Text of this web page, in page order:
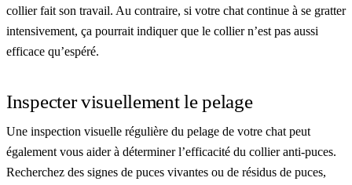
collier fait son travail. Au contraire, si votre chat continue à se gratter
intensivement, ça pourrait indiquer que le collier n’est pas aussi
efficace qu’espéré.
Inspecter visuellement le pelage
Une inspection visuelle régulière du pelage de votre chat peut
également vous aider à déterminer l’efficacité du collier anti-puces.
Recherchez des signes de puces vivantes ou de résidus de puces,